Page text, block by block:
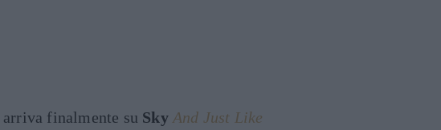
arriva finalmente su Sky And Just Like